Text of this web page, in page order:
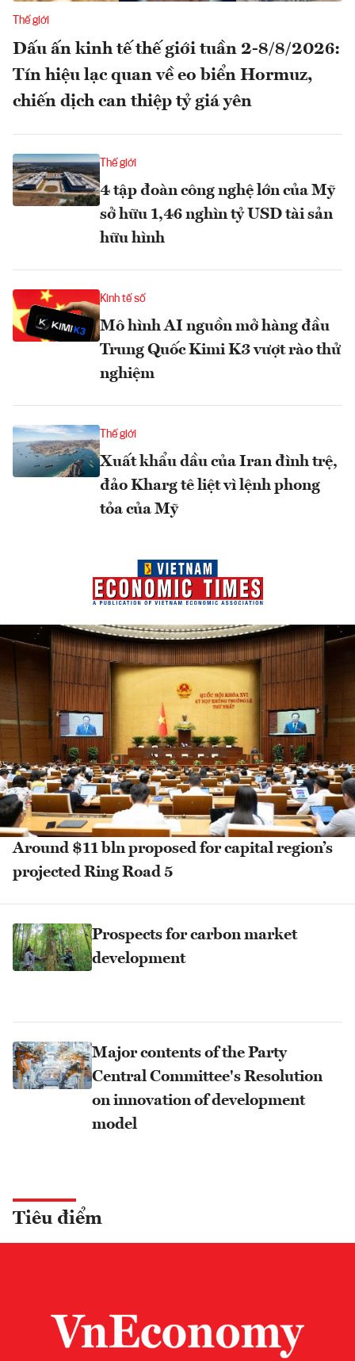
Thế giới
Dấu ấn kinh tế thế giới tuần 2-8/8/2026:
Tín hiệu lạc quan về eo biển Hormuz,
chiến dịch can thiệp tỷ giá yên
Thế giới
4 tập đoàn công nghệ lớn của Mỹ
sở hữu 1,46 nghìn tỷ USD tài sản
hữu hình
Kinh tế số
Mô hình AI nguồn mở hàng đầu
Trung Quốc Kimi K3 vượt rào thử
nghiệm
Thế giới
Xuất khẩu dầu của Iran đình trệ,
đảo Kharg tê liệt vì lệnh phong
tỏa của Mỹ
Prospects for carbon market
development
Around $11 bln proposed for capital region’s
projected Ring Road 5
Major contents of the Party
Central Committee's Resolution
on innovation of development
model
Tiêu điểm